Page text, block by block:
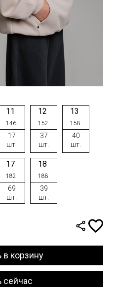
11
146
17
шт.
12
152
37
шт.
13
158
40
шт.
17
182
69
шт.
18
188
39
шт.
в корзину
сейчас